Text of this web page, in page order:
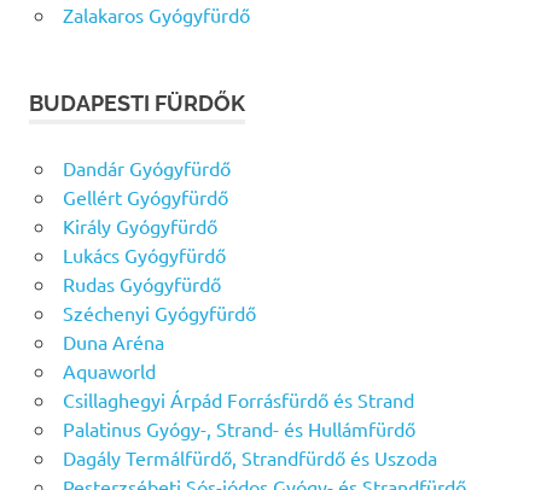
Zalakaros Gyógyfürdő
BUDAPESTI FÜRDŐK
Dandár Gyógyfürdő
Gellért Gyógyfürdő
Király Gyógyfürdő
Lukács Gyógyfürdő
Rudas Gyógyfürdő
Széchenyi Gyógyfürdő
Duna Aréna
Aquaworld
Csillaghegyi Árpád Forrásfürdő és Strand
Palatinus Gyógy-, Strand- és Hullámfürdő
Dagály Termálfürdő, Strandfürdő és Uszoda